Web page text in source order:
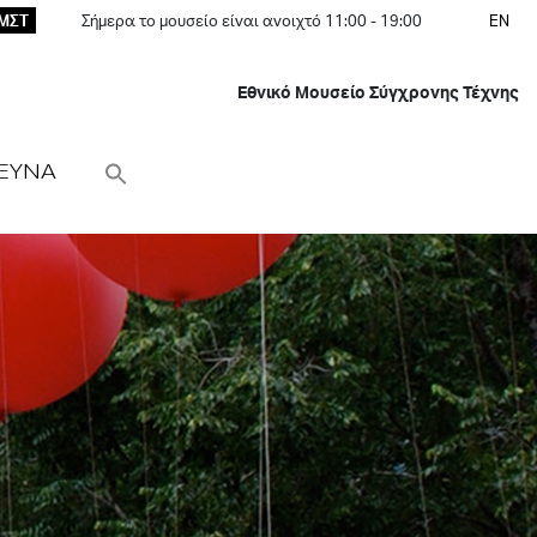
Σήμερα το μουσείο είναι ανοιχτό 11:00 - 19:00 EN
Εθνικό Μουσείο Σύγχρονης Τέχνης